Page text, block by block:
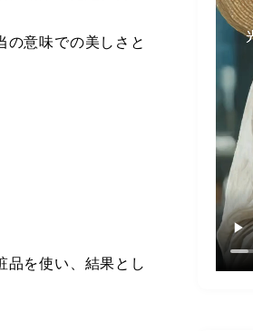
の意味での美しさと
品を使い、結果とし